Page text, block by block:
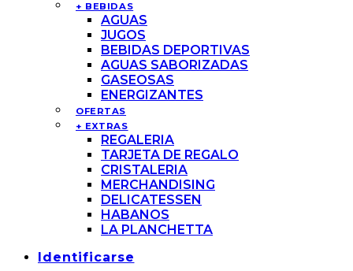
+ BEBIDAS
AGUAS
JUGOS
BEBIDAS DEPORTIVAS
AGUAS SABORIZADAS
GASEOSAS
ENERGIZANTES
OFERTAS
+ EXTRAS
REGALERIA
TARJETA DE REGALO
CRISTALERIA
MERCHANDISING
DELICATESSEN
HABANOS
LA PLANCHETTA
Identificarse